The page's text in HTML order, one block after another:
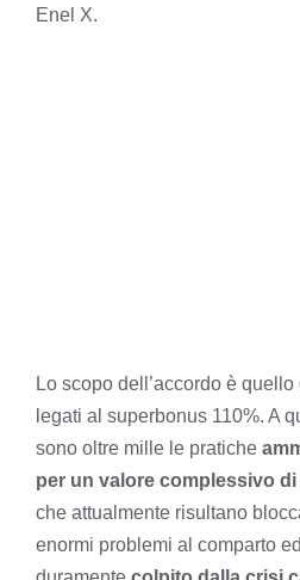
Enel X.
Lo scopo dell’accordo è
legati al superbonus 110%. A
sono oltre mille le pratiche
per un valore complessivo
che attualmente risultano
enormi problemi al comparto